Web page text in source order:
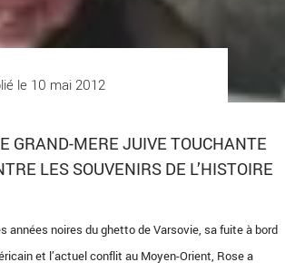
le 10 mai 2012
GRAND-MERE JUIVE TOUCHANTE
LES SOUVENIRS DE L’HISTOIRE
années noires du ghetto de Varsovie, sa fuite à bord
et l’actuel conflit au Moyen-Orient, Rose a